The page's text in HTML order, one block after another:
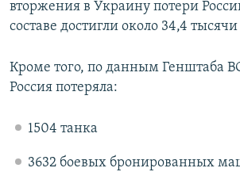
вторжения в Украину потери
составе достигли около 34,4 тысячи
Кроме того, по данным Генштаба
Россия потеряла:
1504 танка
3632 боевых бронированных